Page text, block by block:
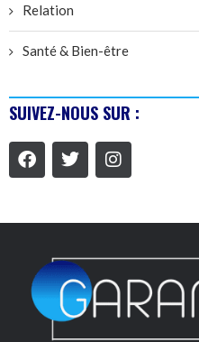
Relation
Santé & Bien-être
SUIVEZ-NOUS SUR :